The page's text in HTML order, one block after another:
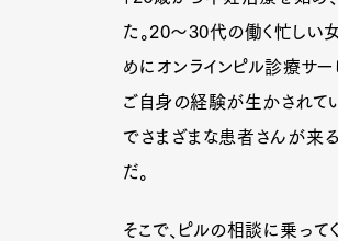
た。20〜30代の働く忙しい
めにオンラインピル診療サ
ご自身の経験が生かされて
でさまざまな患者さんが来
だ。
そこで、ピルの相談に乗っ